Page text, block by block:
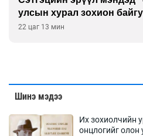
улсын хурал зохион
22 цаг 13 мин
Шинэ мэдээ
Их зохиолчийн
онцлогийг олон